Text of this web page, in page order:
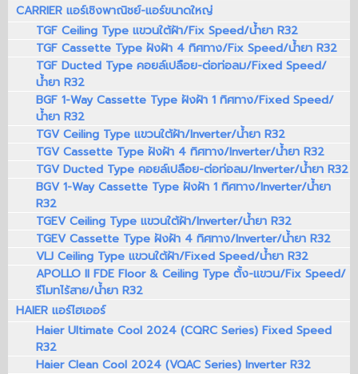
CARRIER แอร์เชิงพาณิชย์-แอร์ขนาดใหญ่
TGF Ceiling Type แขวนใต้ฝ้า/Fix Speed/น้ำยา R32
TGF Cassette Type ฝังฝ้า 4 ทิศทาง/Fix Speed/น้ำยา R32
TGF Ducted Type คอยล์เปลือย-ต่อท่อลม/Fixed Speed/
น้ำยา R32
BGF 1-Way Cassette Type ฝังฝ้า 1 ทิศทาง/Fixed Speed/
น้ำยา R32
TGV Ceiling Type แขวนใต้ฝ้า/Inverter/น้ำยา R32
TGV Cassette Type ฝังฝ้า 4 ทิศทาง/Inverter/น้ำยา R32
TGV Ducted Type คอยล์เปลือย-ต่อท่อลม/Inverter/น้ำยา R32
BGV 1-Way Cassette Type ฝังฝ้า 1 ทิศทาง/Inverter/น้ำยา
R32
TGEV Ceiling Type แขวนใต้ฝ้า/Inverter/น้ำยา R32
TGEV Cassette Type ฝังฝ้า 4 ทิศทาง/Inverter/น้ำยา R32
VLJ Ceiling Type แขวนใต้ฝ้า/Fixed Speed/น้ำยา R32
APOLLO II FDE Floor & Ceiling Type ตั้ง-แขวน/Fix Speed/
รีโมทไร้สาย/น้ำยา R32
HAIER แอร์ไฮเออร์
Haier Ultimate Cool 2024 (CQRC Series) Fixed Speed
R32
Haier Clean Cool 2024 (VQAC Series) Inverter R32